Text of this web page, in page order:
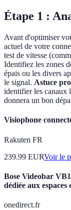
Étape 1 :
Avant d'optimiser
actuel de votre
test de vitesse
Identifiez les zones
épais ou les divers
le signal. Astuce pro
identifier les canaux
donnera un bon
Visiophone
Rakuten FR
239.99 EURVoir le
Bose Videobar
dédiée aux
onedirect.fr